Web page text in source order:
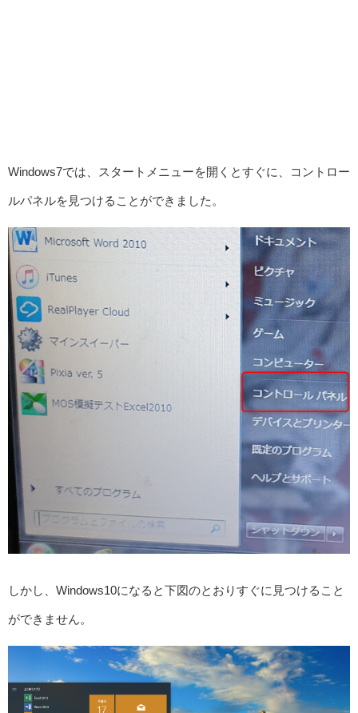
Windows7では、スタートメニューを開くとすぐに、コントロー
ルパネルを見つけることができました。
しかし、Windows10になると下図のとおりすぐに見つけること
ができません。